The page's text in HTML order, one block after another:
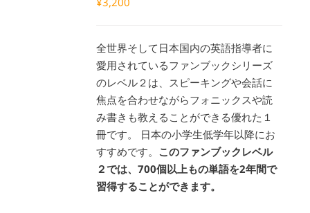
全世界そして日本国内の英語指導者に
愛用されているファンブックシリーズ
のレベル２は、スピーキングや会話に
焦点を合わせながらフォニックスや読
み書きも教えることができる優れた１
冊です。 日本の小学生低学年以降にお
すすめです。 このファンブックレベル
２では、700個以上もの単語を2年間で
習得することができます。